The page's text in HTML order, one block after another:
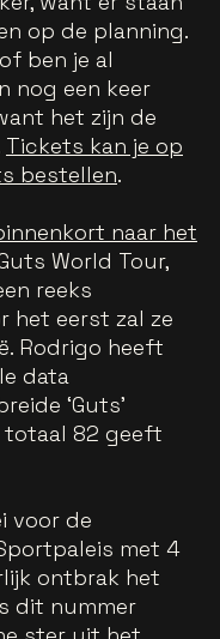
op de planning.
ben je al
nog een keer
het zijn de
Tickets kan je op
bestellen.
naar het
World Tour,
reeks
het eerst zal ze
Rodrigo heeft
data
‘Guts’
totaal 82 geeft
voor de
met 4
ontbrak het
dit nummer